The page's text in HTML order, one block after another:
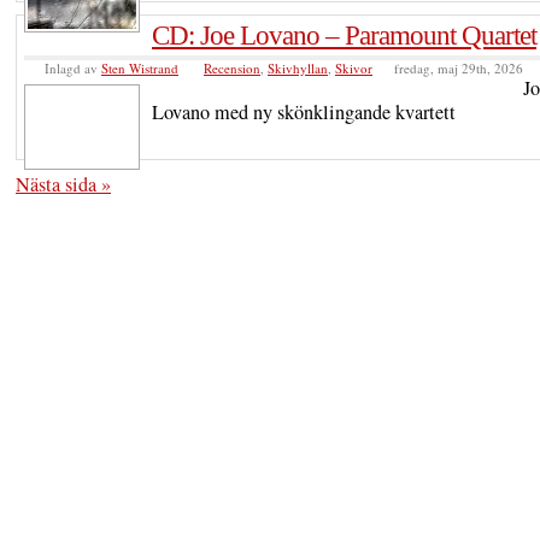
CD: Joe Lovano – Paramount Quartet
Inlagd av Sten Wistrand Recension Skivhyllan Skivor fredag, maj 29th, 2026
Lovano med ny skönklingande kvartett
Nästa sida »